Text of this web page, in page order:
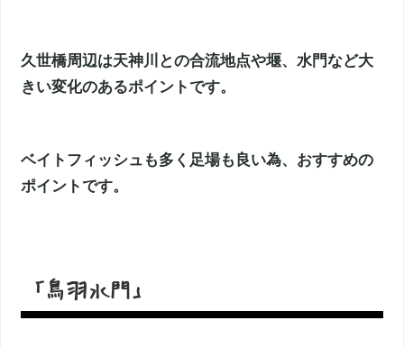
久世橋周辺は天神川との合流地点や堰、水門など大
きい変化のあるポイントです。
ベイトフィッシュも多く足場も良い為、おすすめの
ポイントです。
「鳥羽水門」